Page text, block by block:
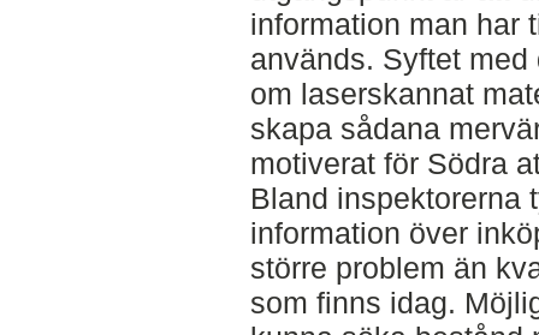
information man har
används. Syftet
om laserskannat
skapa sådana
motiverat för Södra
Bland inspektorerna
information över
större problem än
som finns idag.